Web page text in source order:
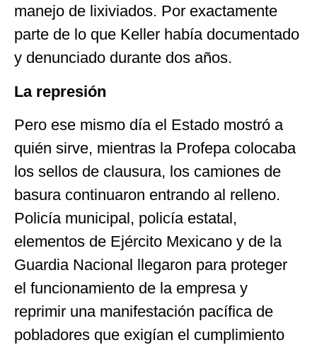
manejo de lixiviados. Por exactamente
parte de lo que Keller había documentado
y denunciado durante dos años.
La represión
Pero ese mismo día el Estado mostró a
quién sirve, mientras la Profepa colocaba
los sellos de clausura, los camiones de
basura continuaron entrando al relleno.
Policía municipal, policía estatal,
elementos de Ejército Mexicano y de la
Guardia Nacional llegaron para proteger
el funcionamiento de la empresa y
reprimir una manifestación pacífica de
pobladores que exigían el cumplimiento